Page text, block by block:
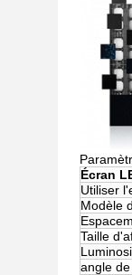
Écran
Utiliser
Modèle
Taille
angle